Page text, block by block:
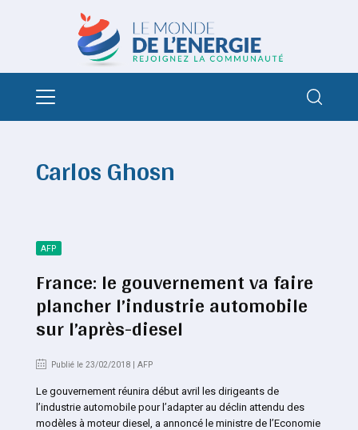
Carlos Ghosn
AFP
France: le gouvernement va faire
plancher l’industrie automobile
sur l’après-diesel
Publié le 23/02/2018 | AFP
Le gouvernement réunira début avril les dirigeants de
l’industrie automobile pour l’adapter au déclin attendu des
modèles à moteur diesel, a annoncé le ministre de l’Economie